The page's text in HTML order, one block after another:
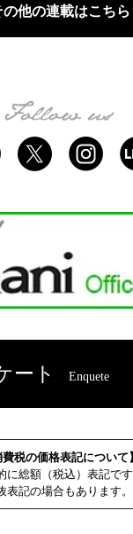
の他の連載はこちら
ート Enquete
費税の価格表記について】
に総額（税込）表記で
記の場合もあります。